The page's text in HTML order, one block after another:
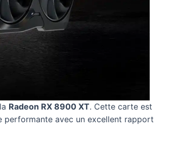
Radeon RX 8900 XT. Cette carte est
performante avec un excellent rapport